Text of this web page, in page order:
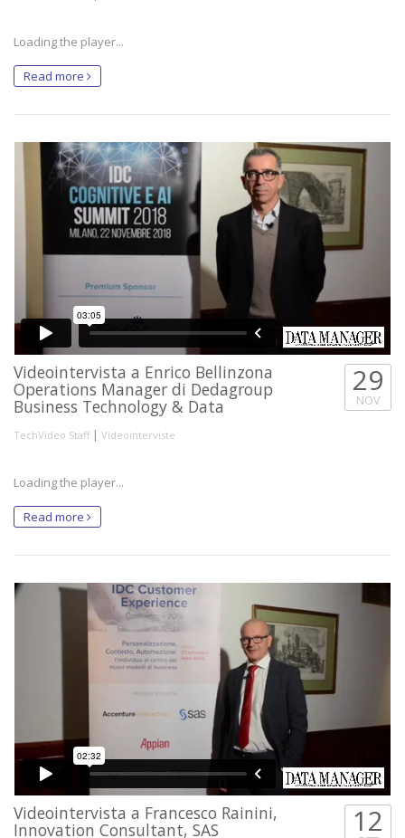
Loading the player...
Read more
Videointervista a Enrico Bellinzona
Operations Manager di Dedagroup
Business Technology & Data
TechVideo Staff | Videointerviste
29
NOV
Loading the player...
Read more
Videointervista a Francesco Rainini,
Innovation Consultant, SAS 12